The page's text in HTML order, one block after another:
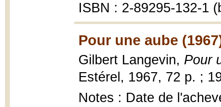
ISBN : 2-89295-132-1
Pour une aube
Gilbert Langevin, Pour
Estérel, 1967, 72 p. ;
Notes : Date de